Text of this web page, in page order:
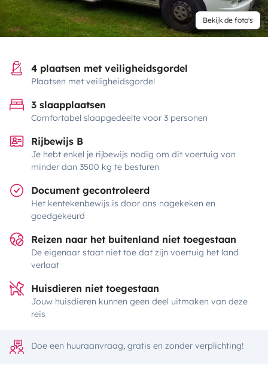
Bekijk de foto's
4 plaatsen met veiligheidsgordel
Plaatsen met veiligheidsgordel
3 slaapplaatsen
Comfortabel slaapgedeelte voor 3 personen
Rijbewijs B
Je hebt enkel je rijbewijs nodig om dit voertuig van
minder dan 3500 kg te besturen
Document gecontroleerd
Het kentekenbewijs is door ons nagekeken en
goedgekeurd
Reizen naar het buitenland niet toegestaan
De eigenaar staat niet toe dat zijn voertuig het land
verlaat
Huisdieren niet toegestaan
Jouw huisdieren kunnen geen deel uitmaken van deze
reis
Doe een huuraanvraag, gratis en zonder verplichting!